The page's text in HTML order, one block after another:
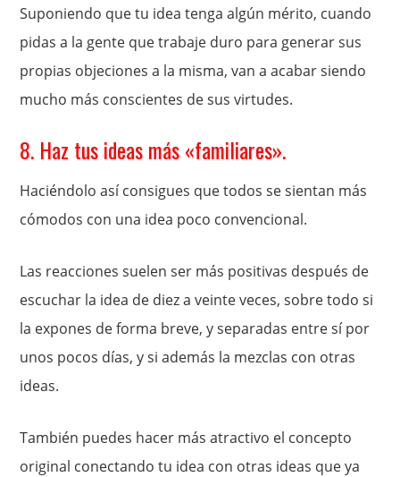
Suponiendo que tu idea tenga algún mérito, cuando
pidas a la gente que trabaje duro para generar sus
propias objeciones a la misma, van a acabar siendo
mucho más conscientes de sus virtudes.
8. Haz tus ideas más «familiares».
Haciéndolo así consigues que todos se sientan más
cómodos con una idea poco convencional.
Las reacciones suelen ser más positivas después de
escuchar la idea de diez a veinte veces, sobre todo si
la expones de forma breve, y separadas entre sí por
unos pocos días, y si además la mezclas con otras
ideas.
También puedes hacer más atractivo el concepto
original conectando tu idea con otras ideas que ya